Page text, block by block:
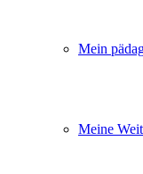
Mein
Meine